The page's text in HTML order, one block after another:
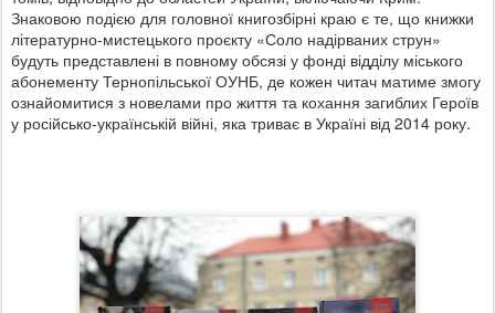
Знаковою подією для головної книгозбірні краю є те, що книжки
літературно-мистецького проєкту «Соло надірваних струн»
будуть представлені в повному обсязі у фонді відділу міського
абонементу Тернопільської ОУНБ, де кожен читач матиме змогу
ознайомитися з новелами про життя та кохання загиблих Героїв
у російсько-українській війні, яка триває в Україні від 2014 року.